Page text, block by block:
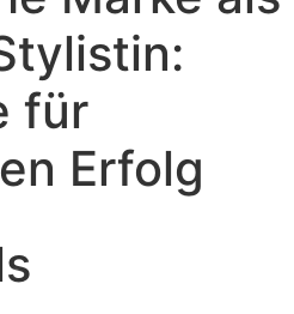
für
Erfolg